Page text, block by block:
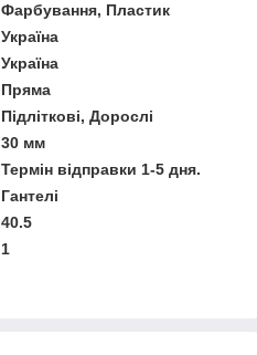
Фарбування, Пластик
Україна
Україна
Пряма
Підліткові, Дорослі
30 мм
Термін відправки 1-5 дня.
Гантелі
40.5
1